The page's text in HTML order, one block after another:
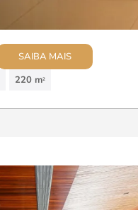
SAIBA MAIS
220 m2